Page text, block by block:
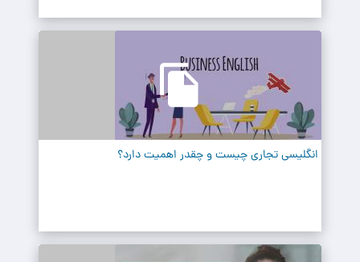
انگلیسی تجاری چیست و چقدر اهمیت دارد؟